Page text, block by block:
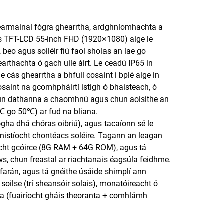
fógra ghearrtha, ardghníomhachta a
LCD 55-inch FHD (1920×1080) aige le
agus soiléir fiú faoi sholas an lae go
ó gach uile áirt. Le ceadú IP65 in
cás ghearrtha a bhfuil cosaint i bplé aige in
na gcomhpháirtí istigh ó bhaisteach, ó
dathanna a chaomhnú agus chun aoisithe an
go 50℃) ar fud na bliana.
dhá chóras oibriú), agus tacaíonn sé le
chontéacs soléire. Tagann an leagan
gcóirce (8G RAM + 64G ROM), agus tá
chun freastal ar riachtanais éagsúla feidhme.
agus tá gnéithe úsáide shimplí ann
(trí sheansóir solais), monatóireacht ó
(fuairíocht gháis theoranta + comhlámh